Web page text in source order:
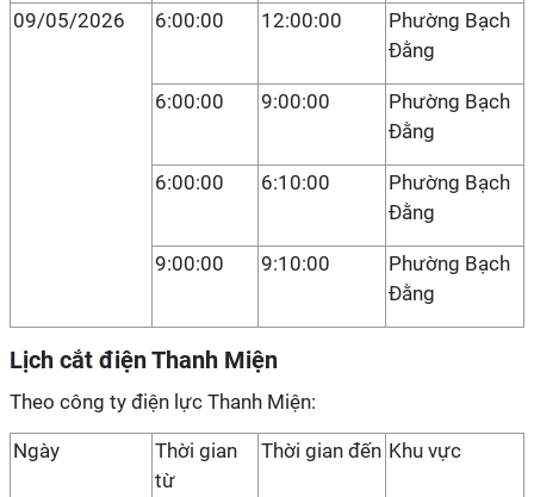
09/05/2026 6:00:00 12:00:00
Phường Bạch
Đằng
6:00:00 9:00:00
Phường Bạch
Đằng
6:00:00 6:10:00
Phường Bạch
Đằng
9:00:00 9:10:00
Phường Bạch
Đằng
Lịch cắt điện Thanh Miện
Theo công ty điện lực Thanh Miện:
Ngày
Thời gian
từ
Thời gian đến Khu vực